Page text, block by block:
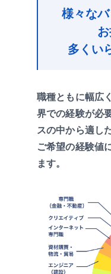
様々な
多くい
職種ともに幅広
界での経験が必
スの中から適し
ご希望の経験値
ます。